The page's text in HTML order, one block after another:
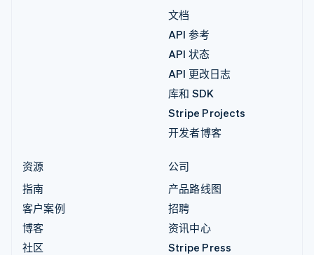
文档
API 参考
API 状态
API 更改日志
库和 SDK
Stripe Projects
开发者博客
资源
指南
客户案例
博客
社区
公司
产品路线图
招聘
资讯中心
Stripe Press